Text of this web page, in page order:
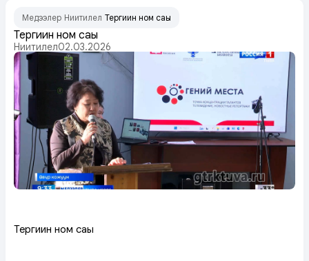
Медээлер Ниитилел Тергиин ном саңы
Тергиин ном саңы
Ниитилел02.03.2026
Тергиин ном саңы